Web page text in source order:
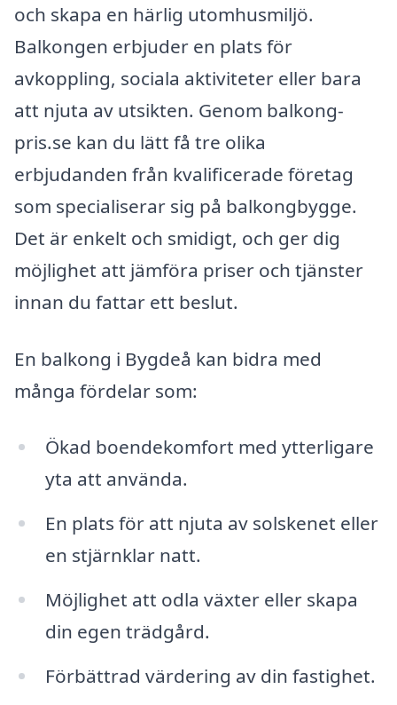
och skapa en härlig utomhusmiljö.
Balkongen erbjuder en plats för
avkoppling, sociala aktiviteter eller bara
att njuta av utsikten. Genom balkong-
pris.se kan du lätt få tre olika
erbjudanden från kvalificerade företag
som specialiserar sig på balkongbygge.
Det är enkelt och smidigt, och ger dig
möjlighet att jämföra priser och tjänster
innan du fattar ett beslut.
En balkong i Bygdeå kan bidra med
många fördelar som:
Ökad boendekomfort med ytterligare
yta att använda.
En plats för att njuta av solskenet eller
en stjärnklar natt.
Möjlighet att odla växter eller skapa
din egen trädgård.
Förbättrad värdering av din fastighet.